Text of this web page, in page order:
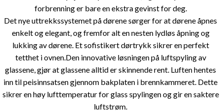
forbrenning er bare en ekstra gevinst for deg.
Det nye uttrekkssystemet på dørene sørger for at dørene åpnes
enkelt og elegant, og fremfor alt en nesten lydløs åpning og
lukking av dørene. Et sofistikert dørtrykk sikrer en perfekt
tetthet i ovnen.Den innovative løsningen på luftspyling av
glassene, gjør at glassene alltid er skinnende rent. Luften hentes
inn til peisinnsatsen gjennom bakplaten i brennkammeret. Dette
sikrer en høy lufttemperatur for glass spylingen og gir en saktere
luftstrøm.